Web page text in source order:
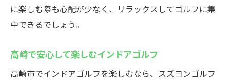
に楽しむ際も心配が少なく、リラックスしてゴルフに集
中できるでしょう。
高崎で安心して楽しむインドアゴルフ
高崎市でインドアゴルフを楽しむなら、スズヨンゴルフ